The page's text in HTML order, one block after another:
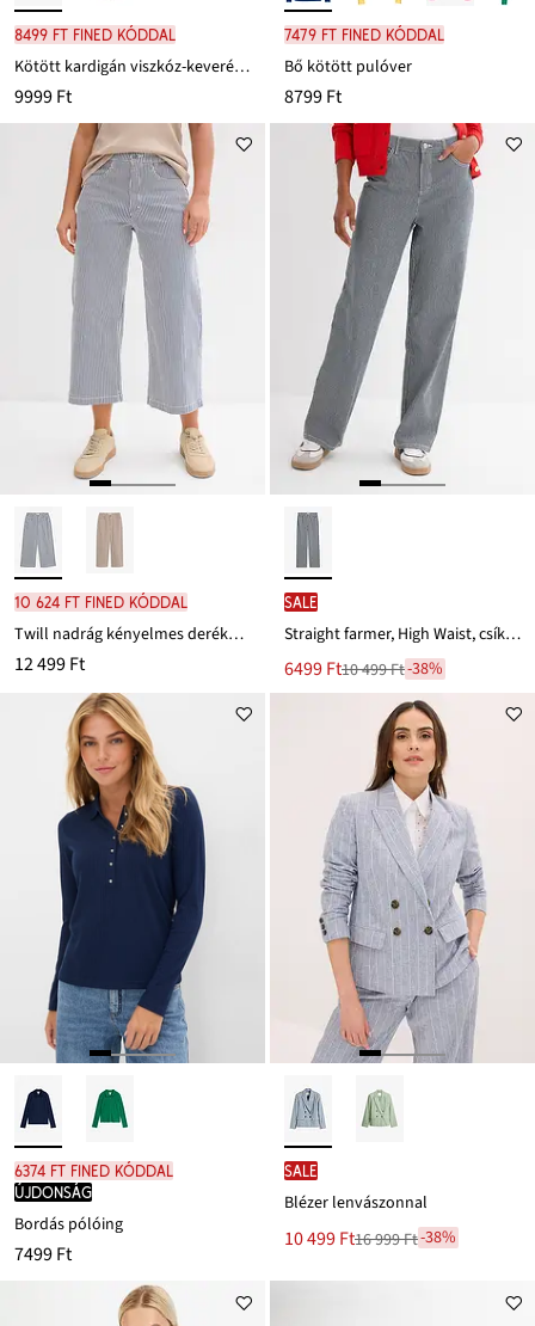
8499 Ft FINED kóddal
Kötött kardigán viszkóz-keverékből
9999 Ft
7479 Ft FINED kóddal
Bő kötött pulóver
8799 Ft
10 624 Ft FINED kóddal
Twill nadrág kényelmes derékpánttal és pamut keverékből
12 499 Ft
SALE
Straight farmer, High Waist, csíkos
Új
ár
6499 Ft
Leárazva10 499 Ft-38%
6374 Ft FINED kóddal
újdonság
Bordás pólóing
7499 Ft
SALE
Blézer lenvászonnal
Új
10 499 Ft
Leárazva16 999 Ft-38%